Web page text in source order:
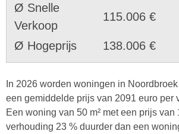
Ø Snelle
Verkoop
115.006 €
Ø Hogeprijs 138.006 €
In 2026 worden woningen in
een gemiddelde prijs van 2091 euro per
Een woning van 50 m² met een prijs van
verhouding 23 % duurder dan een